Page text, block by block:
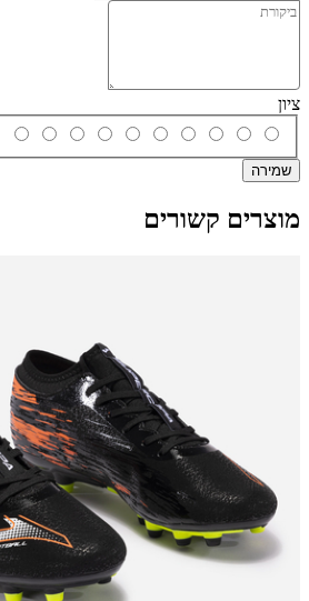
ציון
שמירה
מוצרים קשורים